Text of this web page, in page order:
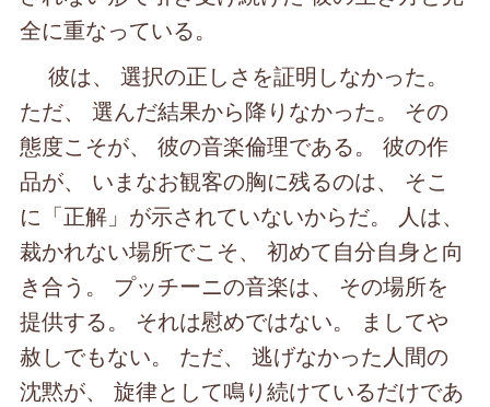
全に重なっている。
彼は、 選択の正しさを証明しなかった。
ただ、 選んだ結果から降りなかった。 その
態度こそが、 彼の音楽倫理である。 彼の作
品が、 いまなお観客の胸に残るのは、 そこ
に「正解」が示されていないからだ。 人は、
裁かれない場所でこそ、 初めて自分自身と向
き合う。 プッチーニの音楽は、 その場所を
提供する。 それは慰めではない。 ましてや
赦しでもない。 ただ、 逃げなかった人間の
沈黙が、 旋律として鳴り続けているだけであ